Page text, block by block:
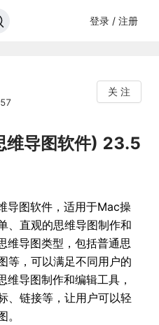
登录 / 注册
关 注
导图软件) 23.5
导图软件，适用于Mac操
、直观的思维导图制作和
维导图类型，包括普通思
等，可以满足不同用户的
导图制作和编辑工具，
、链接等，让用户可以轻